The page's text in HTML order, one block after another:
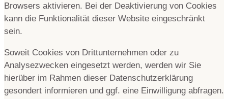
Browsers aktivieren. Bei der Deaktivierung von Cookies
kann die Funktionalität dieser Website eingeschränkt
sein.
Soweit Cookies von Drittunternehmen oder zu
Analysezwecken eingesetzt werden, werden wir Sie
hierüber im Rahmen dieser Datenschutzerklärung
gesondert informieren und ggf. eine Einwilligung abfragen.